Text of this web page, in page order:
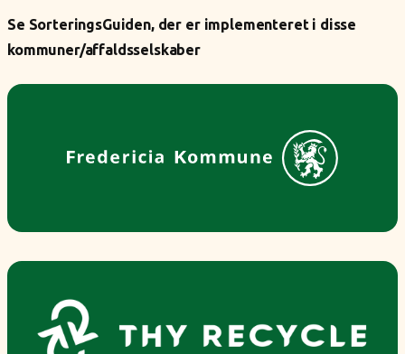
Se SorteringsGuiden, der er implementeret i disse
kommuner/affaldsselskaber